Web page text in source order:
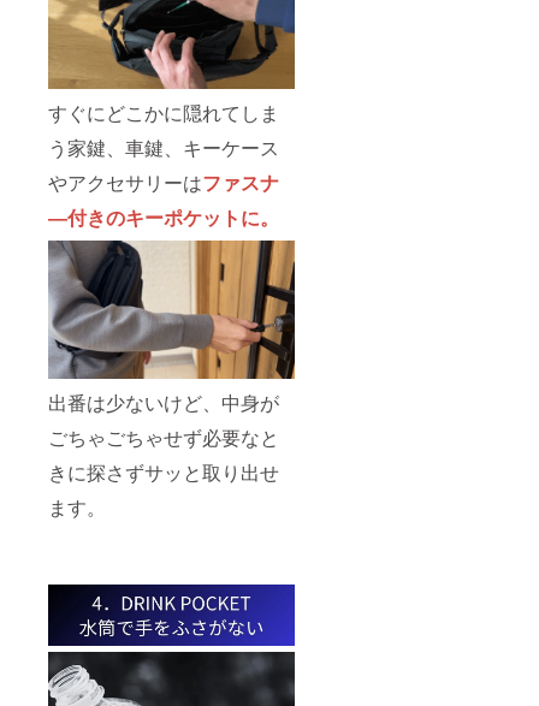
すぐにどこかに隠れてしま
う家鍵、車鍵、キーケース
やアクセサリーはファスナ
―付きのキーポケットに。
出番は少ないけど、中身が
ごちゃごちゃせず必要なと
きに探さずサッと取り出せ
ます。